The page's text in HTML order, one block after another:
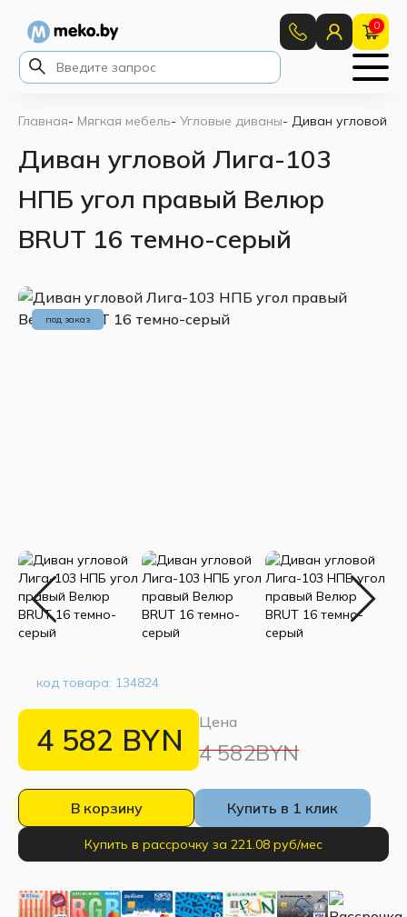
0
Главная- Мягкая мебель- Угловые диваны- Диван угловой
Диван угловой Лига-103
НПБ угол правый Велюр
BRUT 16 темно-серый
под заказ
код товара: 134824
4 582 BYN Цена
4 582BYN
В корзину Купить в 1 клик
Купить в рассрочку за 221.08 руб/мес